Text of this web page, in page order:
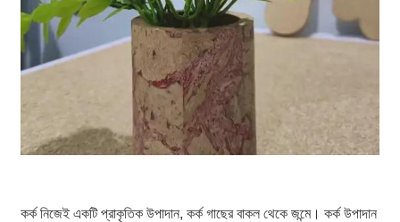
কর্ক নিজেই একটি প্রাকৃতিক উপাদান, কর্ক গাছের বাকল থেকে জন্মে। কর্ক উপাদান